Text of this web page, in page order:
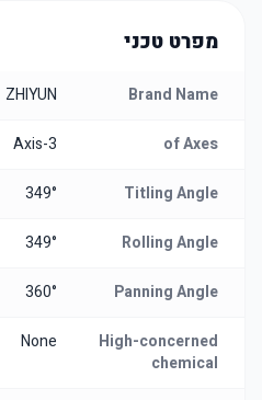
מפרט טכני
Brand Name
ZHIYUN
of Axes
3-Axis
Titling Angle
349°
Rolling Angle
349°
Panning Angle
360°
High-concerned
chemical
None